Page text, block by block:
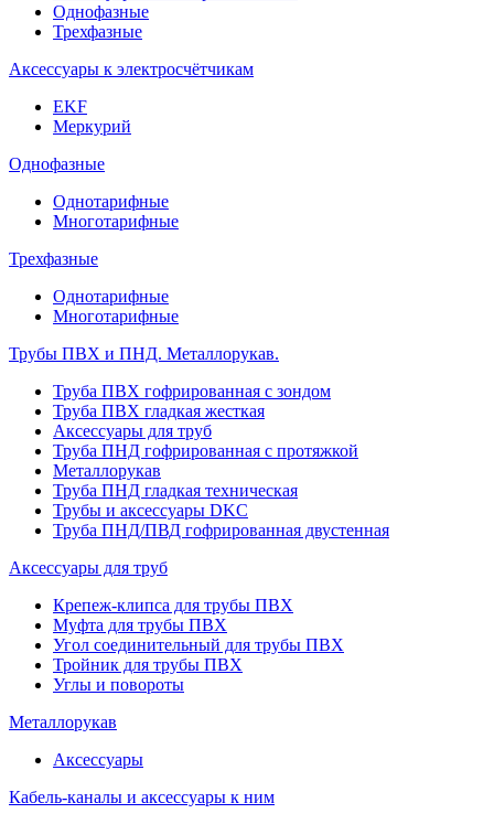
Однофазные
Трехфазные
Аксессуары к электросчётчикам
EKF
Меркурий
Однофазные
Однотарифные
Многотарифные
Трехфазные
Однотарифные
Многотарифные
Трубы ПВХ и ПНД. Металлорукав.
Труба ПВХ гофрированная с зондом
Труба ПВХ гладкая жесткая
Аксессуары для труб
Труба ПНД гофрированная с протяжкой
Металлорукав
Труба ПНД гладкая техническая
Трубы и аксессуары DKC
Труба ПНД/ПВД гофрированная двустенная
Аксессуары для труб
Крепеж-клипса для трубы ПВХ
Муфта для трубы ПВХ
Угол соединительный для трубы ПВХ
Тройник для трубы ПВХ
Углы и повороты
Металлорукав
Аксессуары
Кабель-каналы и аксессуары к ним